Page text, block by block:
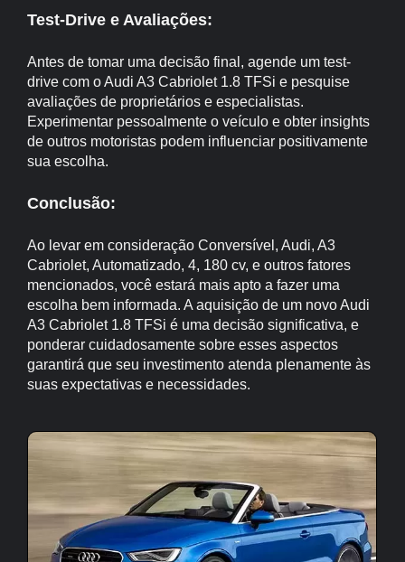
Test-Drive e Avaliações:
Antes de tomar uma decisão final, agende um test-
drive com o Audi A3 Cabriolet 1.8 TFSi e pesquise
avaliações de proprietários e especialistas.
Experimentar pessoalmente o veículo e obter insights
de outros motoristas podem influenciar positivamente
sua escolha.
Conclusão:
Ao levar em consideração Conversível, Audi, A3
Cabriolet, Automatizado, 4, 180 cv, e outros fatores
mencionados, você estará mais apto a fazer uma
escolha bem informada. A aquisição de um novo Audi
A3 Cabriolet 1.8 TFSi é uma decisão significativa, e
ponderar cuidadosamente sobre esses aspectos
garantirá que seu investimento atenda plenamente às
suas expectativas e necessidades.